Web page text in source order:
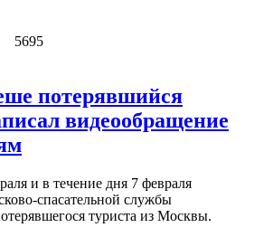
о Рабочий день Спасателя Шерегеша
5695
потерявшийся
видеообращение
и в течение дня 7 февраля
спасательной службы
туриста из Москвы.